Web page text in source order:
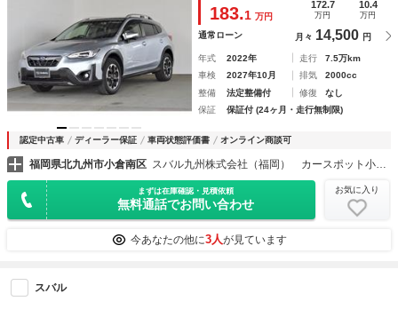
183.1 万円
172.7
万円
10.4
万円
通常ローン 月々 14,500 円
年式 2022年 走行
7.5万km
車検
2027年10月 排気
2000cc
整備
法定整備付 修復
なし
保証
保証付 (24ヶ月・走行無制限)
認定中古車 ディーラー保証 車両状態評価書 オンライン商談可
福岡県北九州市小倉南区 スバル九州株式会社（福岡） カースポット小倉東
まずは在庫確認・見積依頼
無料通話でお問い合わせ
お気に入り
今あなたの他に3人が見ています
スバル